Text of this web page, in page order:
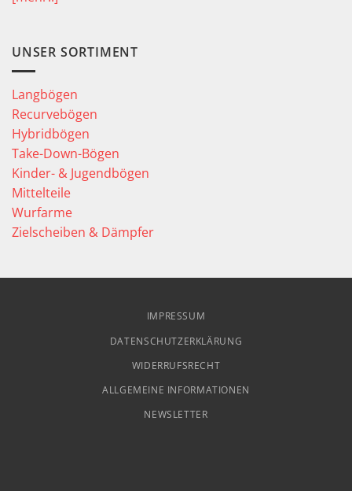
UNSER SORTIMENT
Langbögen
Recurvebögen
Hybridbögen
Take-Down-Bögen
Kinder- & Jugendbögen
Mittelteile
Wurfarme
Zielscheiben & Dämpfer
IMPRESSUM
DATENSCHUTZERKLÄRUNG
WIDERRUFSRECHT
ALLGEMEINE INFORMATIONEN
NEWSLETTER